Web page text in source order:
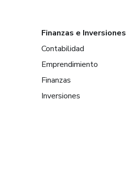
Finanzas e Inversiones
Contabilidad
Emprendimiento
Finanzas
Inversiones